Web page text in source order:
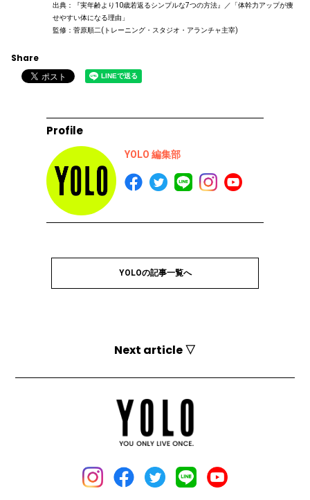
出典：『実年齢より10歳若返るシンプルな7つの方法』／「体幹力アップが痩
せやすい体になる理由」
監修：菅原順二(トレーニング・スタジオ・アランチャ主宰)
Share
Profile
YOLO 編集部
YOLOの記事一覧へ
Next article ▽